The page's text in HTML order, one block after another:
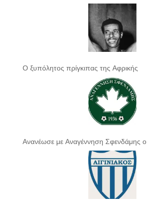
Ο ξυπόλητος πρίγκιπας της Αφρικής
Ανανέωσε με Αναγέννηση Σφενδάμης ο